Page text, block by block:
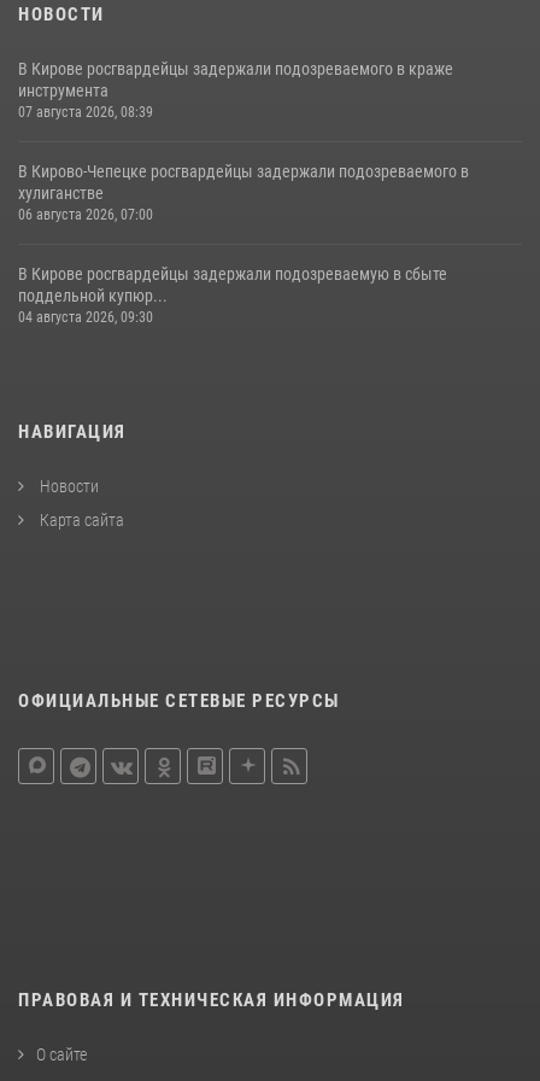
НОВОСТИ
В Кирове росгвардейцы задержали подозреваемого в краже
инструмента
07 августа 2026, 08:39
В Кирово-Чепецке росгвардейцы задержали подозреваемого в
хулиганстве
06 августа 2026, 07:00
В Кирове росгвардейцы задержали подозреваемую в сбыте
поддельной купюр...
04 августа 2026, 09:30
НАВИГАЦИЯ
Новости
Карта сайта
ОФИЦИАЛЬНЫЕ СЕТЕВЫЕ РЕСУРСЫ
ПРАВОВАЯ И ТЕХНИЧЕСКАЯ ИНФОРМАЦИЯ
О сайте